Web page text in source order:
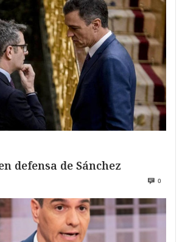
defensa de Sánchez
0